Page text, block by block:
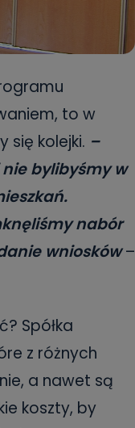
to w
się kolejki. –
nie bylibyśmy w
nabór
wniosków–
Spółka
z różnych
a nawet są
koszty, by